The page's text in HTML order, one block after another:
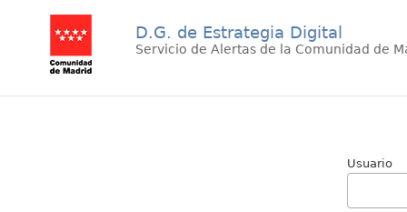
D.G. de Estrategia Digital
Servicio de Alertas de la Comunidad de
Usuario